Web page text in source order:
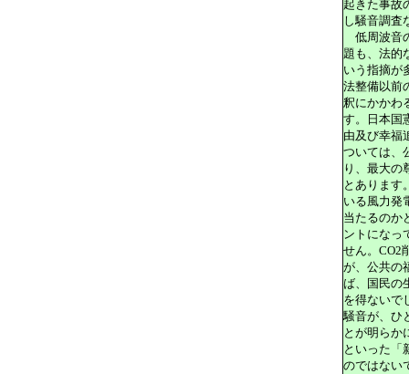
起きた事故
し騒音調査
低周波音
題も、法的
いう指摘が
法整備以前
釈にかかわ
す。日本国
由及び幸福
ついては、
り、最大の
とあります
いる風力発
当たるのか
ントになっ
せん。CO2
が、公共の
ば、国民の
を得ないで
騒音が、ひ
とが明らか
といった「
のではない